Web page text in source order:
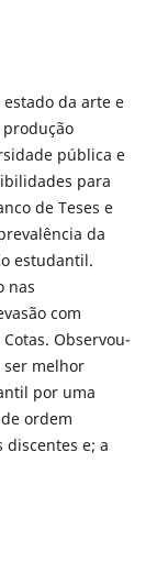
da arte e
pública e
para
de Teses e
da
estudantil.
nas
com
Observou-
ser melhor
por uma
ordem
discentes e; a